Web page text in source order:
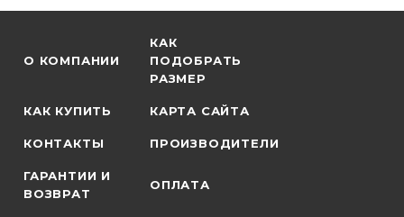
О КОМПАНИИ
КАК
ПОДОБРАТЬ
РАЗМЕР
КАК КУПИТЬ КАРТА САЙТА
КОНТАКТЫ ПРОИЗВОДИТЕЛИ
ГАРАНТИИ И
ВОЗВРАТ
ОПЛАТА